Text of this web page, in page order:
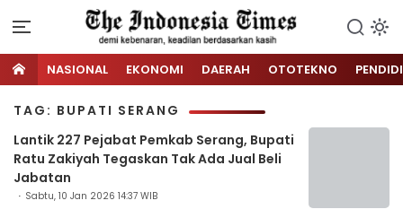
NASIONAL EKONOMI DAERAH OTOTEKNO
TAG: BUPATI SERANG
Lantik 227 Pejabat Pemkab Serang, Bupati
Ratu Zakiyah Tegaskan Tak Ada Jual Beli
Jabatan
Sabtu, 10 Jan 2026 14:37 WIB